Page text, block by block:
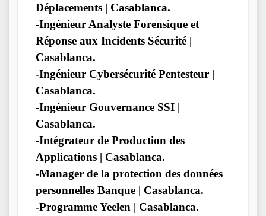
Déplacements | Casablanca.
-Ingénieur Analyste Forensique et
Réponse aux Incidents Sécurité |
Casablanca.
-Ingénieur Cybersécurité Pentesteur |
Casablanca.
-Ingénieur Gouvernance SSI |
Casablanca.
-Intégrateur de Production des
Applications | Casablanca.
-Manager de la protection des données
personnelles Banque | Casablanca.
-Programme Yeelen | Casablanca.